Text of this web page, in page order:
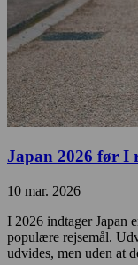
Japan 2026 før I
10 mar. 2026
I 2026 indtager Japan
populære rejsemål.
udvides, men uden at